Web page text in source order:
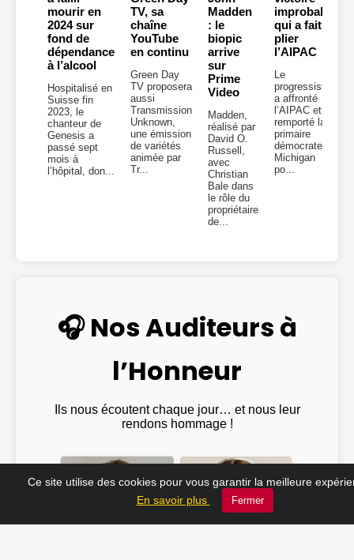
mourir en
2024 sur
fond de
dépendance
à l’alcool
Hospitalisé en
Suisse fin
2023, le
chanteur de
Genesis a
passé sept
mois à
l’hôpital, don...
TV, sa
chaîne
YouTube
en continu
Green Day
TV proposera
aussi
Transmission
Unknown,
une émission
de variétés
animée par
Tr...
Madden
: le
biopic
arrive
sur
Prime
Video
Madden,
réalisé par
David O.
Russell,
avec
Christian
Bale dans
le rôle du
propriétaire
de...
improbable
qui a fait
plier
l’AIPAC
Le
progressiste
a affronté
l’AIPAC et
remporté la
primaire
démocrate du
Michigan
po...
🎧 Nos Auditeurs à
l’Honneur
Ils nous écoutent chaque jour… et nous leur
rendons hommage !
Ce site utilise des cookies pour vous garantir la meilleure
En savoir plus
Fermer